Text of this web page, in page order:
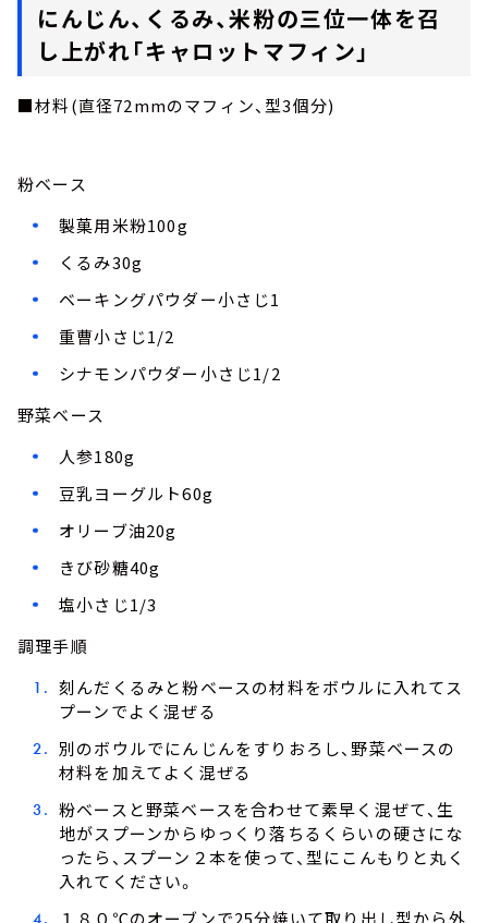
にんじん、くるみ、米粉の三位一体を召
し上がれ「キャロットマフィン」
■材料(直径72mmのマフィン、型3個分)
粉ベース
製菓用米粉100g
くるみ30g
ベーキングパウダー小さじ1
重曹小さじ1/2
シナモンパウダー小さじ1/2
野菜ベース
人参180g
豆乳ヨーグルト60g
オリーブ油20g
きび砂糖40g
塩小さじ1/3
調理手順
刻んだくるみと粉ベースの材料をボウルに入れてス
プーンでよく混ぜる
別のボウルでにんじんをすりおろし、野菜ベースの
材料を加えてよく混ぜる
粉ベースと野菜ベースを合わせて素早く混ぜて、生
地がスプーンからゆっくり落ちるくらいの硬さにな
ったら、スプーン２本を使って、型にこんもりと丸く
入れてください。
１８０℃のオーブンで25分焼いて取り出し型から外